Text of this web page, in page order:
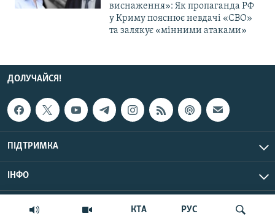
КТА РУС
виснаження»: Як пропаганда РФ
у Криму пояснює невдачі «СВО»
та залякує «мінними атаками»
ДОЛУЧАЙСЯ!
ПІДТРИМКА
ІНФО
© Крим.Реалії, 2026 | Усі права застережено.